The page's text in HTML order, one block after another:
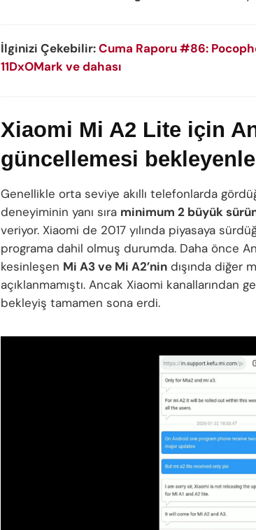
İlginizi Çekebilir:Cuma Raporu #86:
11DxOMark ve dahası
Xiaomi Mi A2 Lite için
güncellemesi
Genellikle orta seviye akıllı telefonlarda
deneyiminin yanı sıra minimum 2 büyük
veriyor. Xiaomi de 2017 yılında piyasaya
programa dahil olmuş durumda. Daha önce
kesinleşen Mi A3 ve Mi A2’nin dışında diğer
açıklanmamıştı. Ancak Xiaomi kanallarından
bekleyiş tamamen sona erdi.